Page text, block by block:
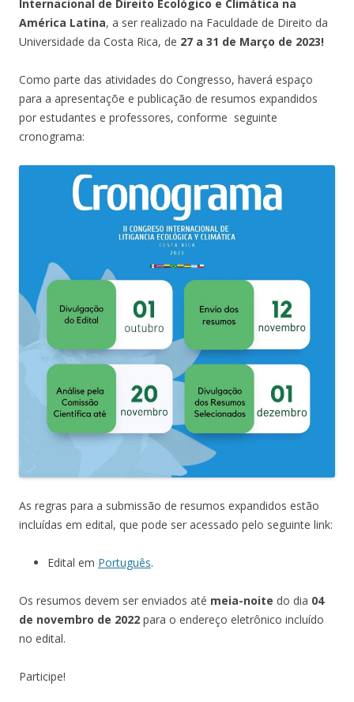
Internacional de Direito Ecológico e Climática na
América Latina, a ser realizado na Faculdade de Direito da
Universidade da Costa Rica, de 27 a 31 de Março de 2023!
Como parte das atividades do Congresso, haverá espaço
para a apresentaçõe e publicação de resumos expandidos
por estudantes e professores, conforme seguinte
cronograma:
As regras para a submissão de resumos expandidos estão
incluídas em edital, que pode ser acessado pelo seguinte link:
Edital em Português.
Os resumos devem ser enviados até meia-noite do dia 04
de novembro de 2022 para o endereço eletrônico incluído
no edital.
Participe!